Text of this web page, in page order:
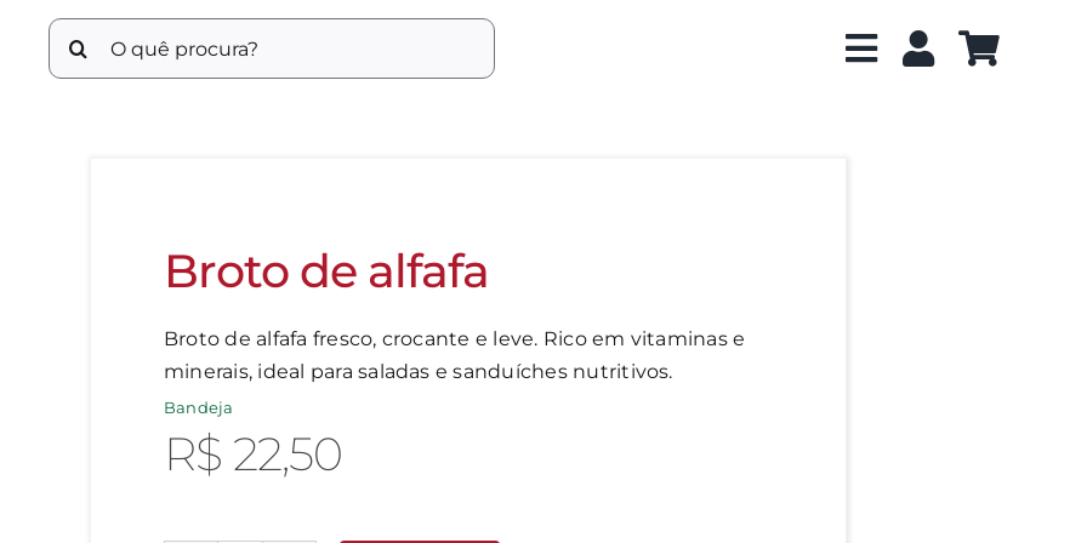
Buscar
resultados
Broto de alfafa
Broto de alfafa fresco, crocante e leve. Rico em vitaminas e
minerais, ideal para saladas e sanduíches nutritivos.
Bandeja
R$ 22,50